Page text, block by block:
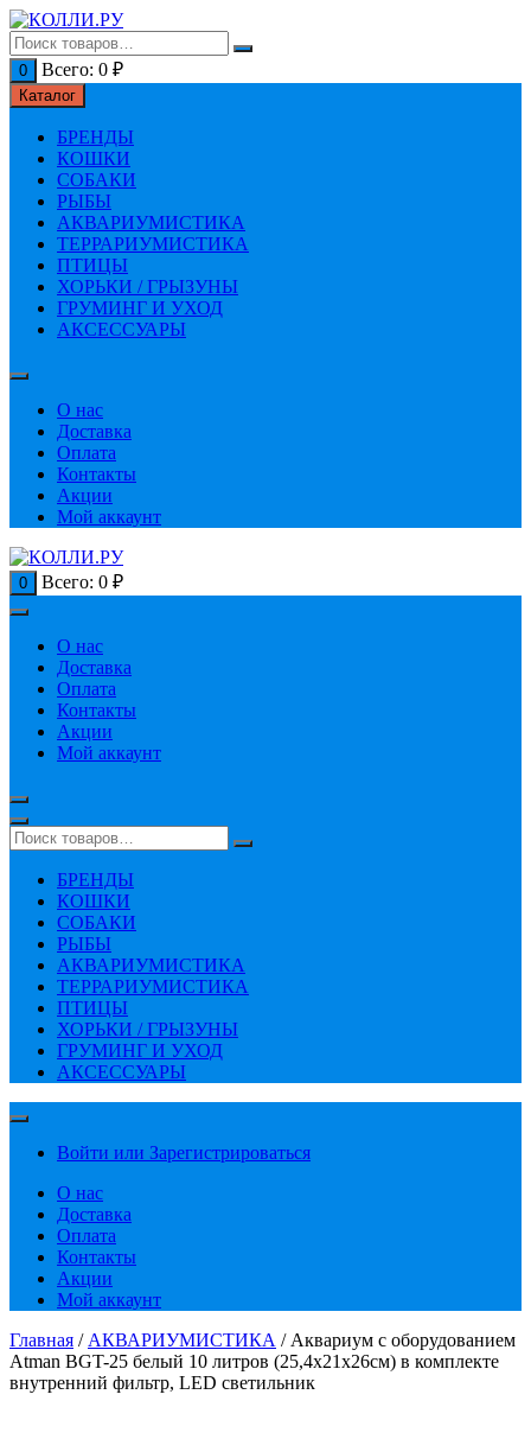
Перейти
к
содержимому
0 Всего: 0 ₽
Каталог
БРЕНДЫ
КОШКИ
СОБАКИ
РЫБЫ
АКВАРИУМИСТИКА
ТЕРРАРИУМИСТИКА
ПТИЦЫ
ХОРЬКИ / ГРЫЗУНЫ
ГРУМИНГ И УХОД
АКСЕССУАРЫ
О нас
Доставка
Оплата
Контакты
Акции
Мой аккаунт
0 Всего: 0 ₽
О нас
Доставка
Оплата
Контакты
Акции
Мой аккаунт
БРЕНДЫ
КОШКИ
СОБАКИ
РЫБЫ
АКВАРИУМИСТИКА
ТЕРРАРИУМИСТИКА
ПТИЦЫ
ХОРЬКИ / ГРЫЗУНЫ
ГРУМИНГ И УХОД
АКСЕССУАРЫ
Войти или Зарегистрироваться
О нас
Доставка
Оплата
Контакты
Акции
Мой аккаунт
Главная / АКВАРИУМИСТИКА / Аквариум с оборудованием
Atman BGT-25 белый 10 литров (25,4х21х26см) в комплекте
внутренний фильтр, LED светильник